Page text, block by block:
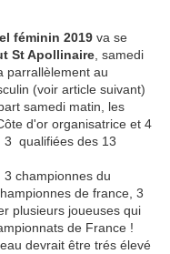
féminin 2019 va se
St Apollinaire , samedi
parrallèlement au
(voir article suivant)
samedi matin, les
d'or organisatrice et 4
3 qualifiées des 13
championnes du
de france, 3
plusieurs joueuses qui
de France !
devrait être trés élevé